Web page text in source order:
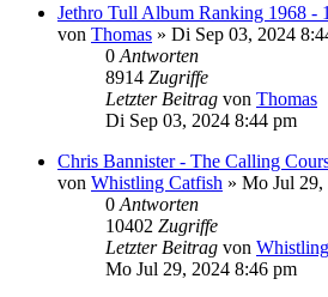
Jethro Tull Album Ranking 1968 -
von Thomas » Di Sep 03, 2024
0 Antworten
8914 Zugriffe
Letzter Beitrag von Thomas
Di Sep 03, 2024 8:44 pm
Chris Bannister - The Calling
von Whistling Catfish » Mo Jul 29,
0 Antworten
10402 Zugriffe
Letzter Beitrag von
Mo Jul 29, 2024 8:46 pm